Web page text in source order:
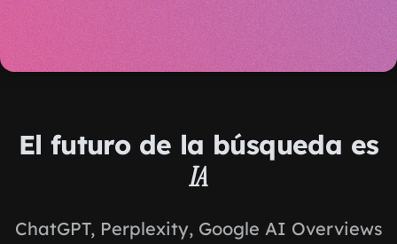
El futuro de la búsqueda es
IA
ChatGPT, Perplexity, Google AI Overviews